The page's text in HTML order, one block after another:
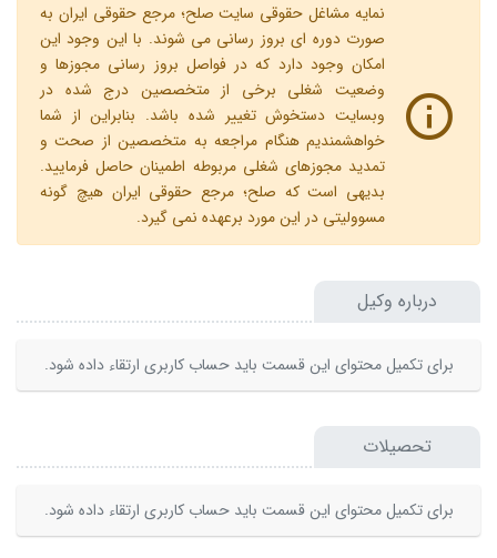
نمایه مشاغل حقوقی سایت صلح؛ مرجع حقوقی ایران به
صورت دوره ای بروز رسانی می شوند. با این وجود این
امکان وجود دارد که در فواصل بروز رسانی مجوزها و
وضعیت شغلی برخی از متخصصین درج شده در
وبسایت دستخوش تغییر شده باشد. بنابراین از شما
خواهشمندیم هنگام مراجعه به متخصصین از صحت و
تمدید مجوزهای شغلی مربوطه اطمینان حاصل فرمایید.
بدیهی است که صلح؛ مرجع حقوقی ایران هیچ گونه
مسوولیتی در این مورد برعهده نمی گیرد.
درباره وکیل
برای تکمیل محتوای این قسمت باید حساب کاربری ارتقاء داده شود.
تحصیلات
برای تکمیل محتوای این قسمت باید حساب کاربری ارتقاء داده شود.